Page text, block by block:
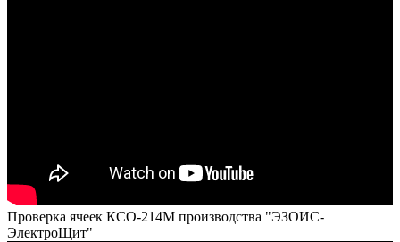
Проверка ячеек КСО-214М производства "ЭЗОИС-
ЭлектроЩит"